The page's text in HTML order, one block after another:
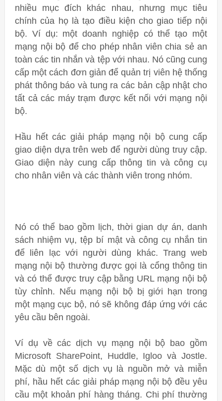
nhiều mục đích khác nhau, nhưng mục tiêu
chính của họ là tạo điều kiện cho giao tiếp nội
bộ. Ví dụ: một doanh nghiệp có thể tạo một
mạng nội bộ để cho phép nhân viên chia sẻ an
toàn các tin nhắn và tệp với nhau. Nó cũng cung
cấp một cách đơn giản để quản trị viên hệ thống
phát thông báo và tung ra các bản cập nhật cho
tất cả các máy trạm được kết nối với mạng nội
bộ.
Hầu hết các giải pháp mạng nội bộ cung cấp
giao diện dựa trên web để người dùng truy cập.
Giao diện này cung cấp thông tin và công cụ
cho nhân viên và các thành viên trong nhóm.
Nó có thể bao gồm lịch, thời gian dự án, danh
sách nhiệm vụ, tệp bí mật và công cụ nhắn tin
để liên lạc với người dùng khác. Trang web
mạng nội bộ thường được gọi là cổng thông tin
và có thể được truy cập bằng URL mạng nội bộ
tùy chỉnh. Nếu mạng nội bộ bị giới hạn trong
một mạng cục bộ, nó sẽ không đáp ứng với các
yêu cầu bên ngoài.
Ví dụ về các dịch vụ mạng nội bộ bao gồm
Microsoft SharePoint, Huddle, Igloo và Jostle.
Mặc dù một số dịch vụ là nguồn mở và miễn
phí, hầu hết các giải pháp mạng nội bộ đều yêu
cầu một khoản phí hàng tháng. Chi phí thường